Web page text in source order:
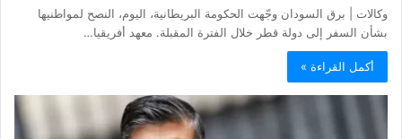
وكالات | برق السودان وجّهت الحكومة البريطانية، اليوم، النصح لمواطنيها
بشأن السفر إلى دولة قطر خلال الفترة المقبلة. معهد أفريقيا…
أكمل القراءة »